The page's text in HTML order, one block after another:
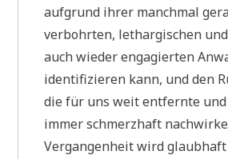
aufgrund ihrer manchmal
verbohrten, lethargischen
auch wieder engagierten
identifizieren kann, und den
die für uns weit entfernte und
immer schmerzhaft
Vergangenheit wird